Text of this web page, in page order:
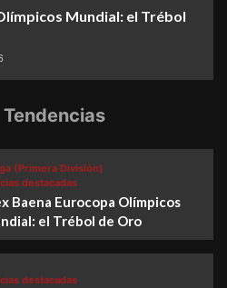
Mundial: el Trébol
Tendencias
(Primera División)
destacadas
Baena Eurocopa Olímpicos
el Trébol de Oro
destacadas